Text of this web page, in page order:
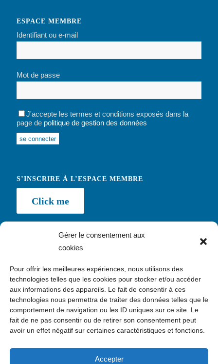
Gérer le consentement aux
cookies
Pour offrir les meilleures expériences, nous utilisons des
technologies telles que les cookies pour stocker et/ou accéder
aux informations des appareils. Le fait de consentir à ces
technologies nous permettra de traiter des données telles que le
comportement de navigation ou les ID uniques sur ce site. Le
fait de ne pas consentir ou de retirer son consentement peut
avoir un effet négatif sur certaines caractéristiques et fonctions.
Accepter
ESPACE MEMBRE
Identifiant ou e-mail
Mot de passe
J'accepte les termes et conditions exposés dans la
page de politique de gestion des données
Alternative:
S’INSCRIRE À L’ESPACE MEMBRE
Click me
Inscription
c/o Kawaa, 24 avenue Daumesnil, 75012 Paris